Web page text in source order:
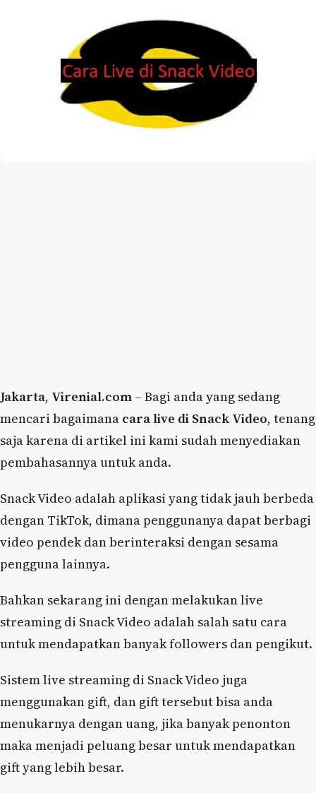
Jakarta, Virenial.com – Bagi anda yang sedang
mencari bagaimana cara live di Snack Video, tenang
saja karena di artikel ini kami sudah menyediakan
pembahasannya untuk anda.
Snack Video adalah aplikasi yang tidak jauh berbeda
dengan TikTok, dimana penggunanya dapat berbagi
video pendek dan berinteraksi dengan sesama
pengguna lainnya.
Bahkan sekarang ini dengan melakukan live
streaming di Snack Video adalah salah satu cara
untuk mendapatkan banyak followers dan pengikut.
Sistem live streaming di Snack Video juga
menggunakan gift, dan gift tersebut bisa anda
menukarnya dengan uang, jika banyak penonton
maka menjadi peluang besar untuk mendapatkan
gift yang lebih besar.